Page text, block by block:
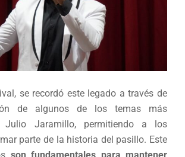
se recordó este legado a través de
de algunos de los temas más
Julio Jaramillo, permitiendo a los
parte de la historia del pasillo. Este